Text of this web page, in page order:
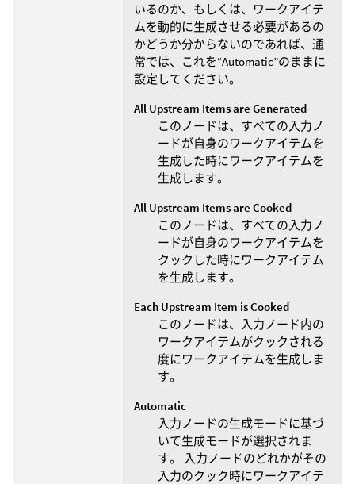
いるのか、もしくは、ワークアイテ
ムを動的に生成させる必要があるの
かどうか分からないのであれば、通
常では、これを“Automatic”のままに
設定してください。
All Upstream Items are Generated
このノードは、すべての入力ノ
ードが自身のワークアイテムを
生成した時にワークアイテムを
生成します。
All Upstream Items are Cooked
このノードは、すべての入力ノ
ードが自身のワークアイテムを
クックした時にワークアイテム
を生成します。
Each Upstream Item is Cooked
このノードは、入力ノード内の
ワークアイテムがクックされる
度にワークアイテムを生成しま
す。
Automatic
入力ノードの生成モードに基づ
いて生成モードが選択されま
す。 入力ノードのどれかがその
入力のクック時にワークアイテ